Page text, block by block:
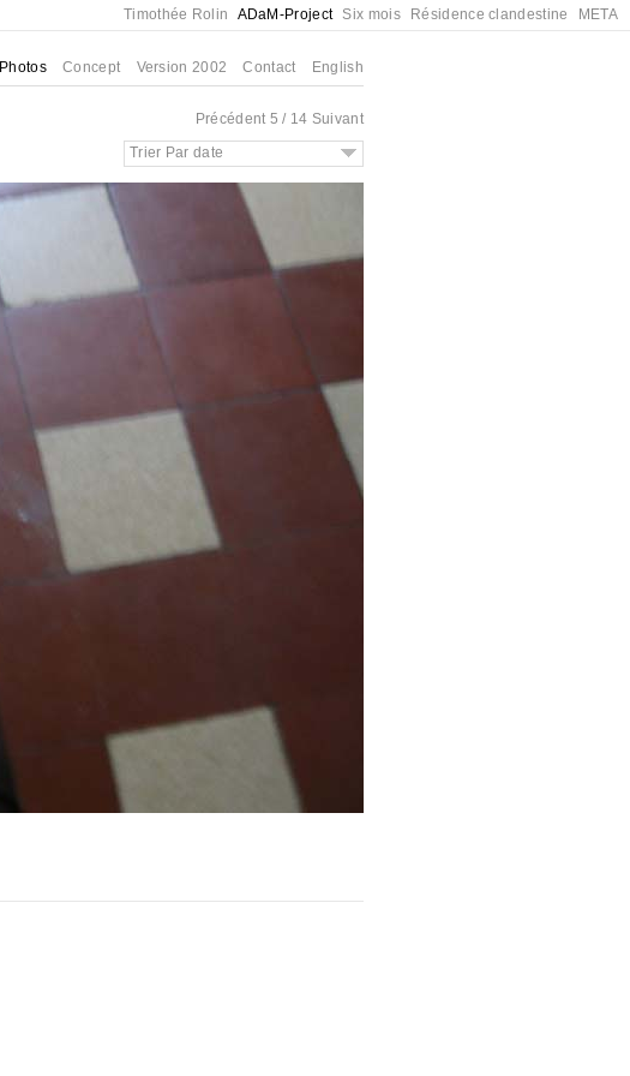
Timothée Rolin ADaM-Project Six mois Résidence clandestine META
Photos Concept Version 2002 Contact English
Précédent 5 / 14 Suivant
Trier Par date